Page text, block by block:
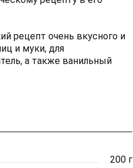
рецепт очень вкусного и
и муки, для
а также ванильный
200 г